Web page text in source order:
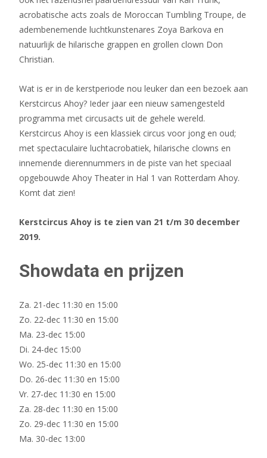
acrobatische acts zoals de Moroccan Tumbling Troupe, de
adembenemende luchtkunstenares Zoya Barkova en
natuurlijk de hilarische grappen en grollen clown Don
Christian.
Wat is er in de kerstperiode nou leuker dan een bezoek aan
Kerstcircus Ahoy? Ieder jaar een nieuw samengesteld
programma met circusacts uit de gehele wereld.
Kerstcircus Ahoy is een klassiek circus voor jong en oud;
met spectaculaire luchtacrobatiek, hilarische clowns en
innemende dierennummers in de piste van het speciaal
opgebouwde Ahoy Theater in Hal 1 van Rotterdam Ahoy.
Komt dat zien!
Kerstcircus Ahoy is te zien van 21 t/m 30 december
2019.
Showdata en prijzen
Za. 21-dec 11:30 en 15:00
Zo. 22-dec 11:30 en 15:00
Ma. 23-dec 15:00
Di. 24-dec 15:00
Wo. 25-dec 11:30 en 15:00
Do. 26-dec 11:30 en 15:00
Vr. 27-dec 11:30 en 15:00
Za. 28-dec 11:30 en 15:00
Zo. 29-dec 11:30 en 15:00
Ma. 30-dec 13:00